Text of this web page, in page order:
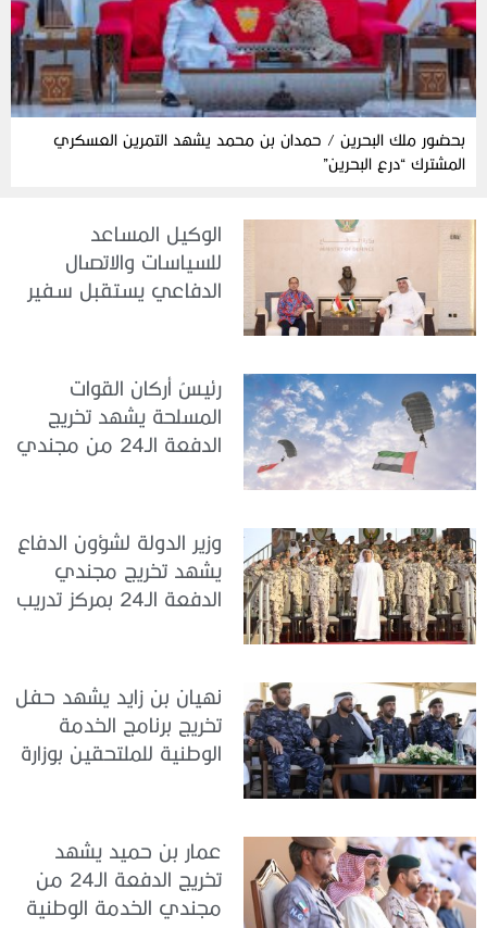
بحضور ملك البحرين / حمدان بن محمد يشهد التمرين العسكري
المشترك “درع البحرين”
الوكيل المساعد
للسياسات والاتصال
الدفاعي يستقبل سفير
رئيسُ أركان القوات
المسلحة يشهد تخريج
الدفعة الـ24 من مجندي
وزير الدولة لشؤون الدفاع
يشهد تخريج مجندي
الدفعة الـ24 بمركز تدريب
نهيان بن زايد يشهد حفل
تخريج برنامج الخدمة
الوطنية للملتحقين بوزارة
عمار بن حميد يشهد
تخريج الدفعة الـ24 من
مجندي الخدمة الوطنية